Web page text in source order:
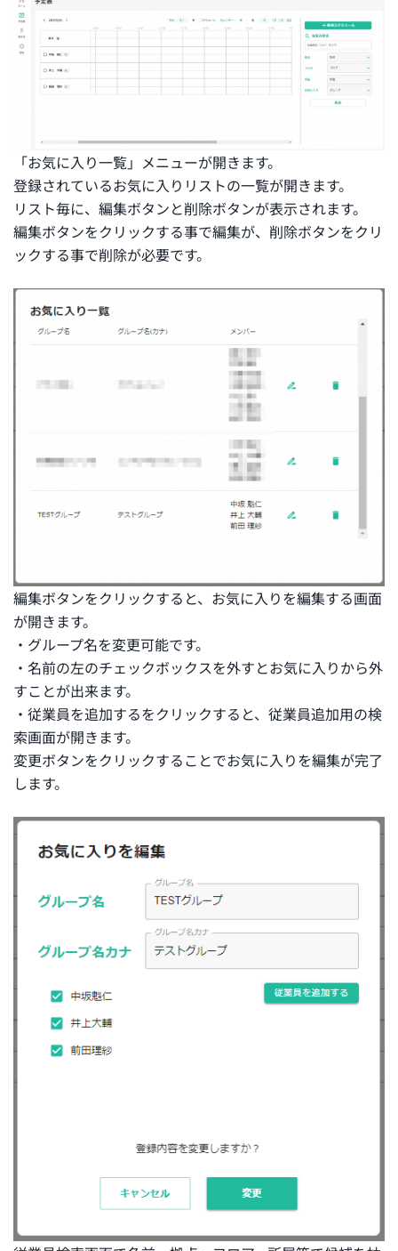
「お気に入り一覧」メニューが開きます。
登録されているお気に入りリストの一覧が開きます。
リスト毎に、編集ボタンと削除ボタンが表示されます。
編集ボタンをクリックする事で編集が、削除ボタンをクリ
ックする事で削除が必要です。
編集ボタンをクリックすると、お気に入りを編集する画面
が開きます。
・グループ名を変更可能です。
・名前の左のチェックボックスを外すとお気に入りから外
すことが出来ます。
・従業員を追加するをクリックすると、従業員追加用の検
索画面が開きます。
変更ボタンをクリックすることでお気に入りを編集が完了
します。